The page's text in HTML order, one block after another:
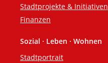
Stadtprojekte & Initiativen
Finanzen
Sozial · Leben · Wohnen
Stadtportrait